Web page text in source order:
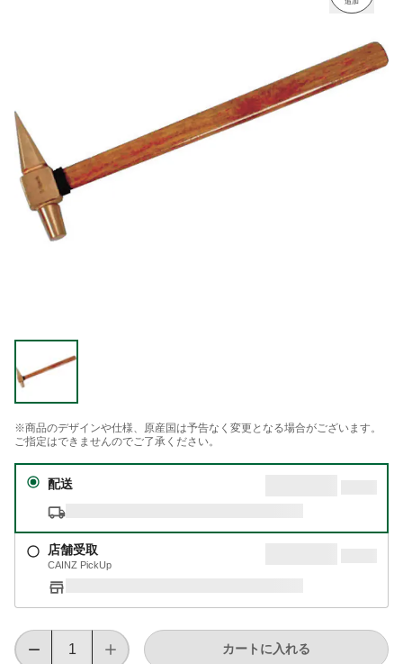
※商品のデザインや仕様、原産国は予告なく変更となる場合がございます。
ご指定はできませんのでご了承ください。
配送
店舗受取
CAINZ PickUp
カートに入れる